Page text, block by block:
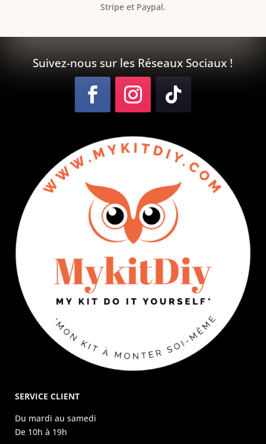
Stripe et Paypal.
Suivez-nous sur les Réseaux Sociaux !
SERVICE CLIENT
Du mardi au samedi
De 10h à 19h